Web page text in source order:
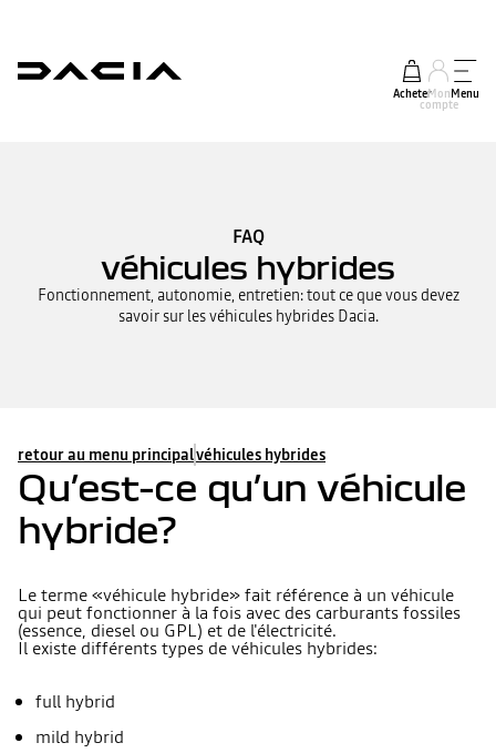
AcheterMon
compte
Menu
FAQ
véhicules hybrides
Fonctionnement, autonomie, entretien: tout ce que vous devez
savoir sur les véhicules hybrides Dacia.
retour au menu principalvéhicules hybrides
Qu’est-ce qu’un véhicule
hybride?
Le terme «véhicule hybride» fait référence à un véhicule
qui peut fonctionner à la fois avec des carburants fossiles
(essence, diesel ou GPL) et de l'électricité.
Il existe différents types de véhicules hybrides:
full hybrid
mild hybrid